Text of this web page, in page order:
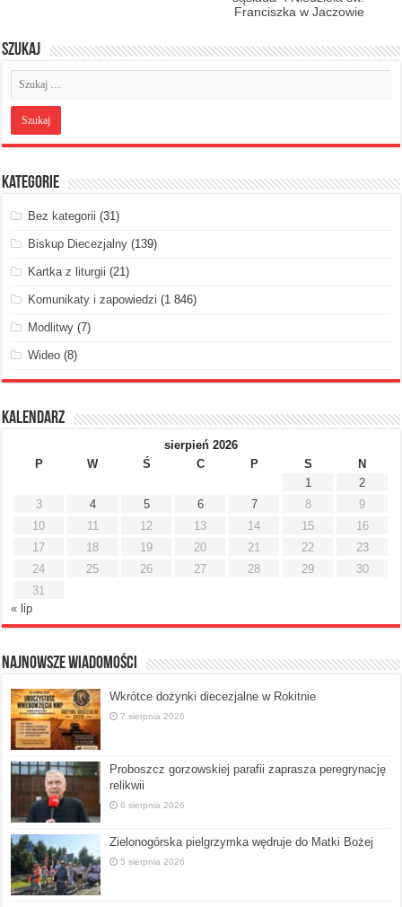
Franciszka w Jaczowie
Szukaj
Kategorie
Bez kategorii (31)
Biskup Diecezjalny (139)
Kartka z liturgii (21)
Komunikaty i zapowiedzi (1 846)
Modlitwy (7)
Wideo (8)
Kalendarz
sierpień 2026
P
W Ś C P S
N
1
2
3
4 5 6 7 8
9
10
11 12 13 14 15
16
17
18 19 20 21 22
23
24
25 26 27 28 29
30
31
« lip
Najnowsze Wiadomości
Wkrótce dożynki diecezjalne w Rokitnie
7 sierpnia 2026
Proboszcz gorzowskiej parafii zaprasza peregrynację
relikwii
6 sierpnia 2026
Zielonogórska pielgrzymka wędruje do Matki Bożej
5 sierpnia 2026